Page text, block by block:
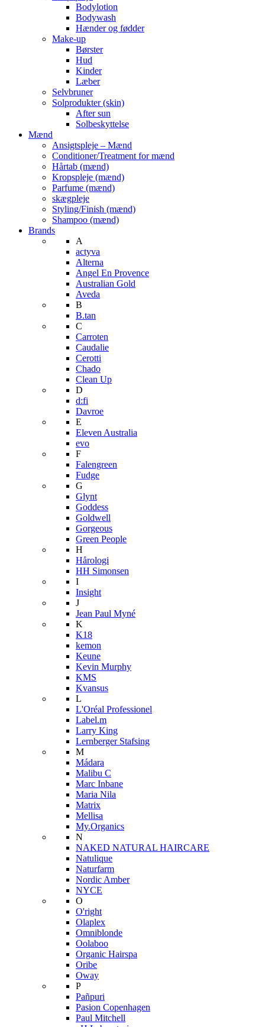
Bodylotion
Bodywash
Hænder og fødder
Make-up
Børster
Hud
Kinder
Læber
Selvbruner
Solprodukter (skin)
After sun
Solbeskyttelse
Mænd
Ansigtspleje – Mænd
Conditioner/Treatment for mænd
Hårtab (mænd)
Kropspleje (mænd)
Parfume (mænd)
skægpleje
Styling/Finish (mænd)
Shampoo (mænd)
Brands
A
actyva
Alterna
Angel En Provence
Australian Gold
Aveda
B
B.tan
C
Carroten
Caudalie
Cerotti
Chado
Clean Up
D
d:fi
Davroe
E
Eleven Australia
evo
F
Falengreen
Fudge
G
Glynt
Goddess
Goldwell
Gorgeous
Green People
H
Hårologi
HH Simonsen
I
Insight
J
Jean Paul Myné
K
K18
kemon
Keune
Kevin Murphy
KMS
Kvansus
L
L'Oréal Professionel
Label.m
Larry King
Lernberger Stafsing
M
Mádara
Malibu C
Marc Inbane
Maria Nila
Matrix
Mellisa
My.Organics
N
NAKED NATURAL HAIRCARE
Natulique
Naturfarm
Nordic Amber
NYCE
O
O'right
Olaplex
Omniblonde
Oolaboo
Organic Hairspa
Oribe
Oway
P
Pañpuri
Pasion Copenhagen
Paul Mitchell